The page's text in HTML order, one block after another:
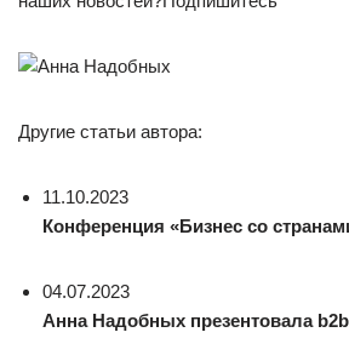
Другие статьи автора:
11.10.2023
Конференция «Бизнес со
04.07.2023
Анна Надобных презентовала